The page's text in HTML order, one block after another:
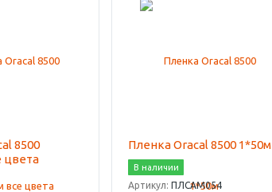
8500
цвета
Пленка Oracal 8500 1*50м
В наличии
Артикул: ПЛСАМ054